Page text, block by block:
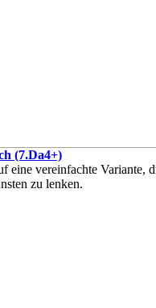
(7.Da4+)
vereinfachte Variante,
zu lenken.